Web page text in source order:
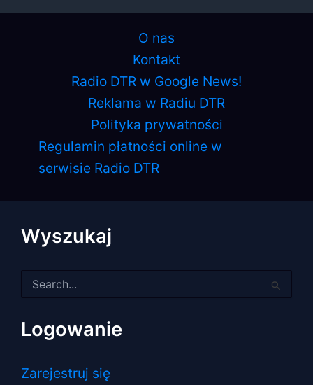
O nas
Kontakt
Radio DTR w Google News!
Reklama w Radiu DTR
Polityka prywatności
Regulamin płatności online w
serwisie Radio DTR
Wyszukaj
dla:
Logowanie
Zarejestruj się